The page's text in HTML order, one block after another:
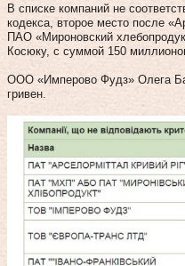
В списке компаний не
кодекса, второе место после
ПАО «Мироновский
Косюку, с суммой 150
ООО «Имперово Фудз» Олега
гривен.